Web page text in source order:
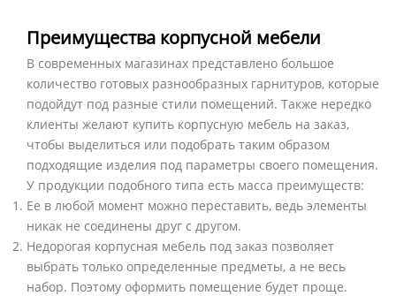
Преимущества корпусной мебели
В современных магазинах представлено большое
количество готовых разнообразных гарнитуров, которые
подойдут под разные стили помещений. Также нередко
клиенты желают купить корпусную мебель на заказ,
чтобы выделиться или подобрать таким образом
подходящие изделия под параметры своего помещения.
У продукции подобного типа есть масса преимуществ:
Ее в любой момент можно переставить, ведь элементы
никак не соединены друг с другом.
Недорогая корпусная мебель под заказ позволяет
выбрать только определенные предметы, а не весь
набор. Поэтому оформить помещение будет проще.